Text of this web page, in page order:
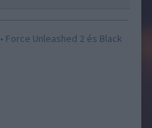
• Force Unleashed 2 és Black